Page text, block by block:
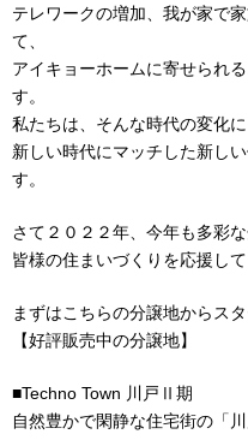
テレワークの増加、我が家で
て、
アイキョーホームに寄せられ
す。
私たちは、そんな時代の変化に
新しい時代にマッチした新し
す。
さて２０２２年、今年も多彩
皆様の住まいづくりを応援して
まずはこちらの分譲地からスタ
【好評販売中の分譲地】
■Techno Town 川戸Ⅱ期
自然豊かで閑静な住宅街の「